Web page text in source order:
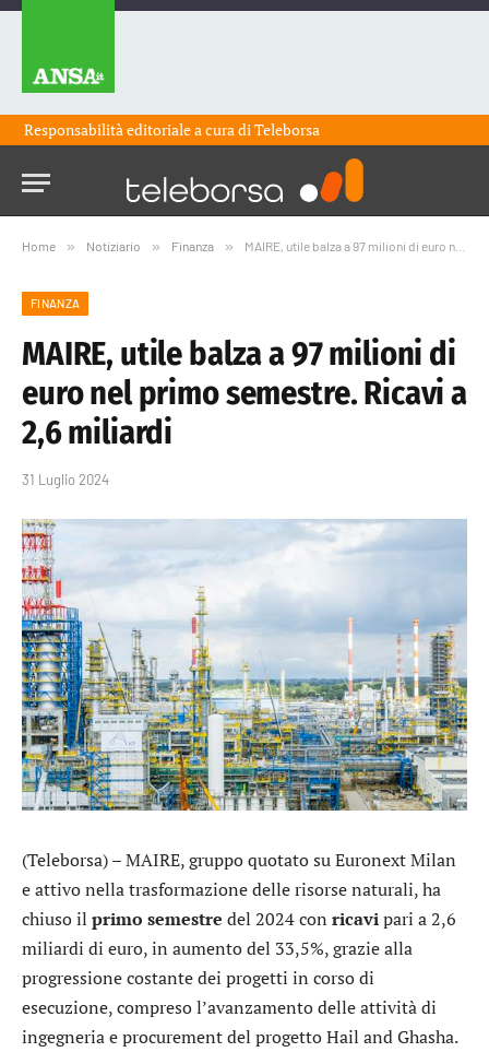
Responsabilità editoriale a cura diTeleborsa
Home » Notiziario » Finanza » MAIRE, utile balza a 97 milioni di euro nel primo semestre. Ricavi a 2,6 miliardi
FINANZA
MAIRE, utile balza a 97 milioni di
euro nel primo semestre. Ricavi a
2,6 miliardi
31 Luglio 2024
(Teleborsa) –MAIRE, gruppo quotato su Euronext Milan
e attivo nella trasformazione delle risorse naturali, ha
chiuso il primo semestre del 2024 con ricavipari a 2,6
miliardi di euro, in aumento del 33,5%, grazie alla
progressione costante dei progetti in corso di
esecuzione, compreso l’avanzamento delle attività di
ingegneria e procurement del progetto Hail and Ghasha.